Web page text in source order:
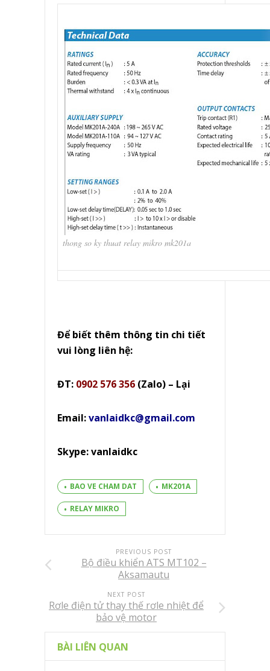
thong so ky thuat relay mikro mk201a
Để biết thêm thông tin chi tiết
vui lòng liên hệ:
ĐT: 0902 576 356 (Zalo) – Lại
Email:vanlaidkc@gmail.com
Skype: vanlaidkc
BAO VE CHAM DAT MK201A
RELAY MIKRO
PREVIOUS POST
Bộ điều khiển ATS MT102 –
Aksamautu
NEXT POST
Rơle điện tử thay thế rơle nhiệt để
bảo vệ motor
BÀI LIÊN QUAN